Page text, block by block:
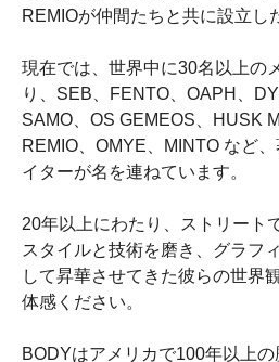
REMIOが仲間たちと共に設立し
現在では、世界中に30名以上の
り、SEB、FENTO、OAPH、
SAMO、OS GEMEOS、HUSK
REMIO、OMYE、MINTO など
イターが名を連ねています。
20年以上にわたり、ストリート
スタイルと技術を磨き、グラフ
して昇華させてきた彼らの世界
体感ください。
BODYはアメリカで100年以上